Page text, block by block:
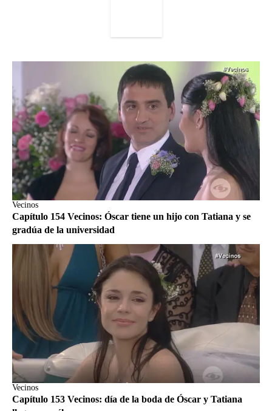
Vecinos
Capítulo 154 Vecinos: Óscar tiene un hijo con Tatiana y se
gradúa de la universidad
Vecinos
Capítulo 153 Vecinos: día de la boda de Óscar y Tatiana